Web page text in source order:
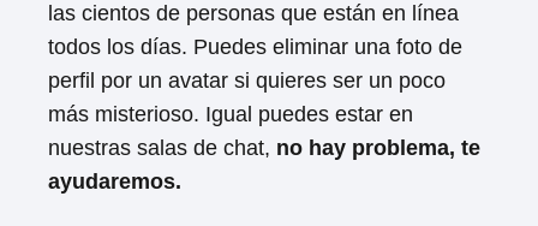
las cientos de personas que están en línea
todos los días. Puedes eliminar una foto de
perfil por un avatar si quieres ser un poco
más misterioso. Igual puedes estar en
nuestras salas de chat, no hay problema, te
ayudaremos.